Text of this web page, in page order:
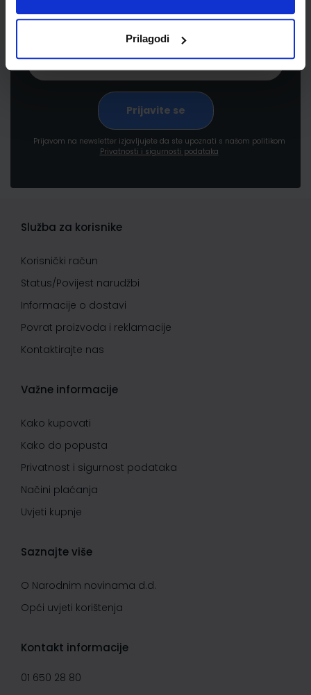
Prilagodi
pogodnostima
Prijavom na newsletter izjavljujete da ste upoznati s našom politikom
Privatnosti i sigurnosti podataka
Služba za korisnike
Korisnički račun
Status/Povijest narudžbi
Informacije o dostavi
Povrat proizvoda i reklamacije
Kontaktirajte nas
Važne informacije
Kako kupovati
Kako do popusta
Privatnost i sigurnost podataka
Načini plaćanja
Uvjeti kupnje
Saznajte više
O Narodnim novinama d.d.
Opći uvjeti korištenja
Kontakt informacije
01 650 28 80